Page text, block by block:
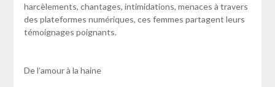
harcèlements, chantages, intimidations, menaces à travers
des plateformes numériques, ces femmes partagent leurs
témoignages poignants.
De l’amour à la haine